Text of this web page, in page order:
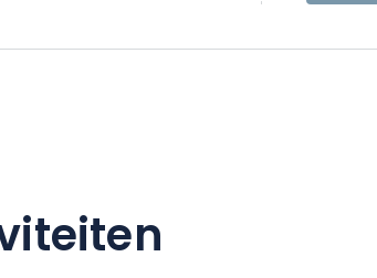
u kunt ontsnappen naar Metz,
comfort te bieden.